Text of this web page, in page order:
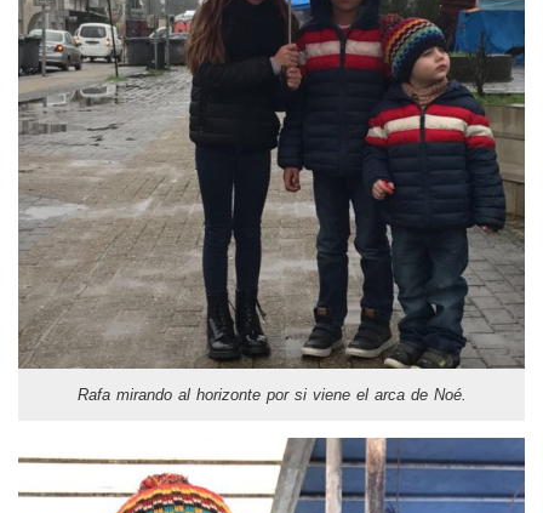
Rafa mirando al horizonte por si viene el arca de Noé.